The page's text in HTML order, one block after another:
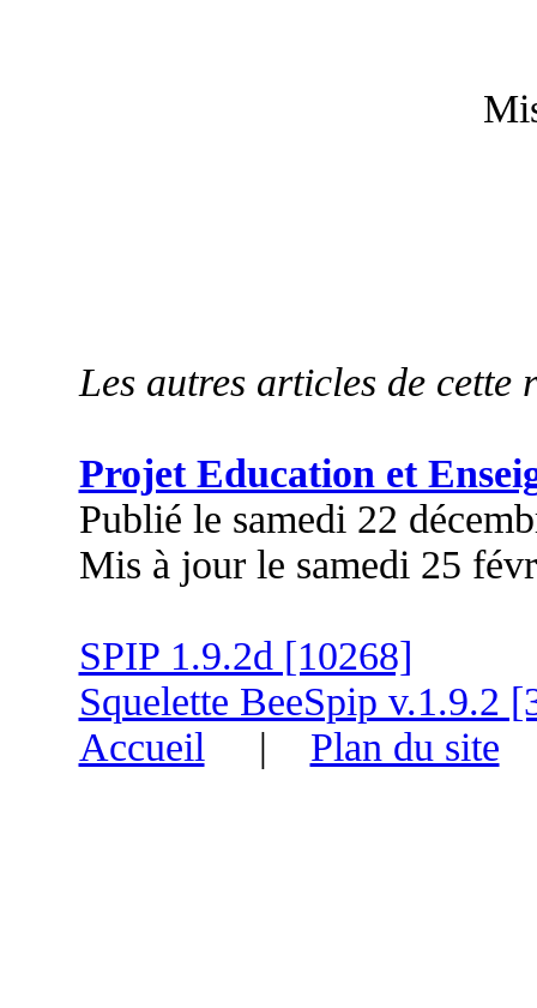
Les autres articles de cette
Projet Education et
Publié le samedi 22
Mis à jour le samedi 25
SPIP 1.9.2d [10268]
Squelette BeeSpip v.1.9.2
Accueil | Plan du site